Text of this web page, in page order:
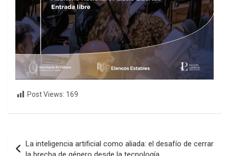
Post Views: 169
de
La inteligencia artificial como aliada: el desafío de cerrar